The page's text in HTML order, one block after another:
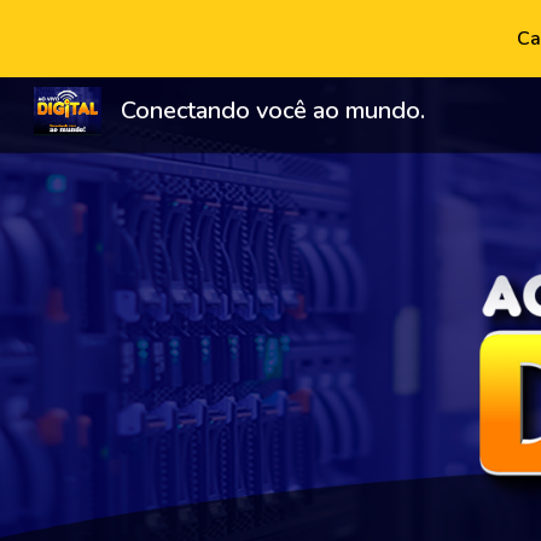
Conectando você ao mundo.